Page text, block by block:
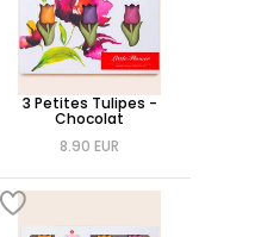
3 Petites Tulipes -
Chocolat
8.90 EUR